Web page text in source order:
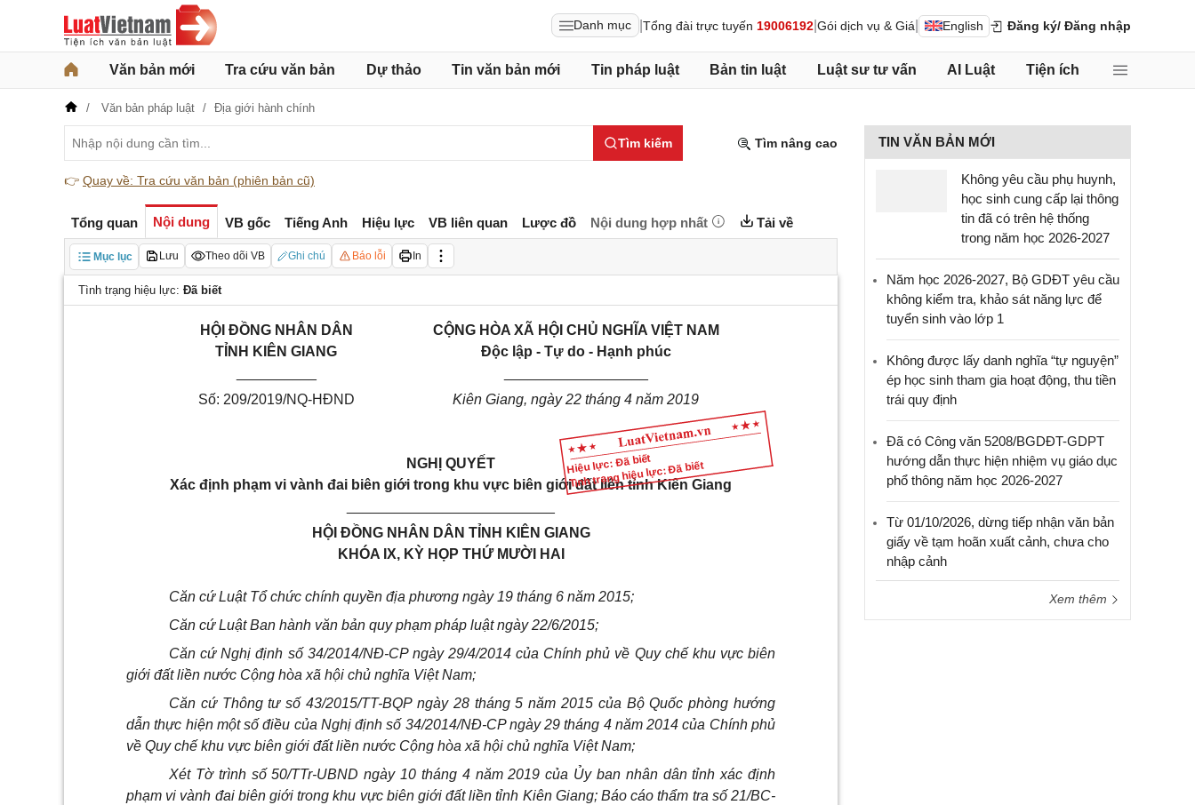
Danh mục Tổng đài trực tuyến 19006192 Gói dịch vụ & Giá English Đăng ký/ Đăng nhập
Văn bản mới Tra cứu văn bản Dự thảo Tin văn bản mới Tin pháp luật Bản tin luật Luật sư tư vấn AI Luật Tiện ích
Văn bản pháp luật Địa giới hành chính
Tìm kiếm Tìm nâng cao
👉 Quay về: Tra cứu văn bản (phiên bản cũ)
Tổng quan Nội dung VB gốc Tiếng Anh Hiệu lực VB liên quan Lược đồ Nội dung hợp nhất Tải về
Mục lục Lưu Theo dõi VB Ghi chú Báo lỗi In
Tình trạng hiệu lực: Đã biết
Hiệu lực: Đã biết
Tình trạng hiệu lực: Đã biết
HỘI ĐỒNGNHÂN DÂN
TỈNH KIÊN GIANG
CỘNG HÒA XÃ HỘI CHỦ NGHĨA VIỆT NAM
Độc lập - Tự do - Hạnh phúc
Số: 209/2019/NQ-HĐND Kiên Giang, ngày22 tháng 4 năm 2019
NGHỊ QUYẾT
Xác định phạm vi vành đai biên giới trong khu vực biên giới đất liền tỉnhKiên Giang
HỘI ĐỒNG NHÂN DÂN TỈNH KIÊN GIANG
KHÓA IX, KỲ HỌP THỨ MƯỜI HAI
Căn cứ Luật Tổ chức chính quyền địa phương ngày 19 tháng 6 năm 2015;
Căn cứ Luật Ban hành văn bản quy phạm pháp luật ngày 22/6/2015;
Căn cứ Nghị định số 34/2014/NĐ-CP ngày 29/4/2014 của Chính phủ về Quy chế khu vực biên
giới đất liền nước Cộng hòa xã hội chủ nghĩa Việt Nam;
Căn cứ Thông tư số 43/2015/TT-BQP ngày 28 tháng 5 năm 2015 của Bộ Quốc phòng hướng
dẫn thực hiện một số điều của Nghị định số 34/2014/NĐ-CP ngày 29 tháng 4 năm 2014 của Chính phủ
về Quy chế khu vực biên giới đất liền nước Cộng hòa xã hội chủ nghĩa Việt Nam;
Xét Tờ trình số50/TTr-UBND ngày 10 tháng 4 năm 2019 của Ủy ban nhân dân tỉnh xác định
phạm vi vành đai biên giới trong khu vực biên giới đất liền tỉnh Kiên Giang; Báo cáo thẩm tra số 21/BC-
TIN VĂN BẢN MỚI
Không yêu cầu phụ huynh,
học sinh cung cấp lại thông
tin đã có trên hệ thống
trong năm học 2026-2027
Năm học 2026-2027, Bộ GDĐT yêu cầu
không kiểm tra, khảo sát năng lực để
tuyển sinh vào lớp 1
Không được lấy danh nghĩa “tự nguyện”
ép học sinh tham gia hoạt động, thu tiền
trái quy định
Đã có Công văn 5208/BGDĐT-GDPT
hướng dẫn thực hiện nhiệm vụ giáo dục
phổ thông năm học 2026-2027
Từ 01/10/2026, dừng tiếp nhận văn bản
giấy về tạm hoãn xuất cảnh, chưa cho
nhập cảnh
Xem thêm